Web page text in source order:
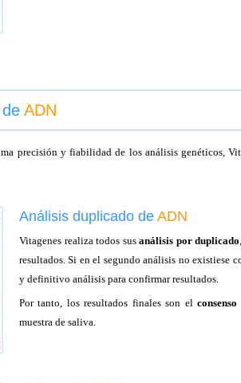
ADN
precisión y fiabilidad de los análisis genéticos,
Análisis duplicado de ADN
Vitagenes realiza todos sus análisis por duplicado
resultados. Si en el segundo análisis no existiese
y definitivo análisis para confirmar resultados.
Por tanto, los resultados finales son elconsenso
muestra de saliva.